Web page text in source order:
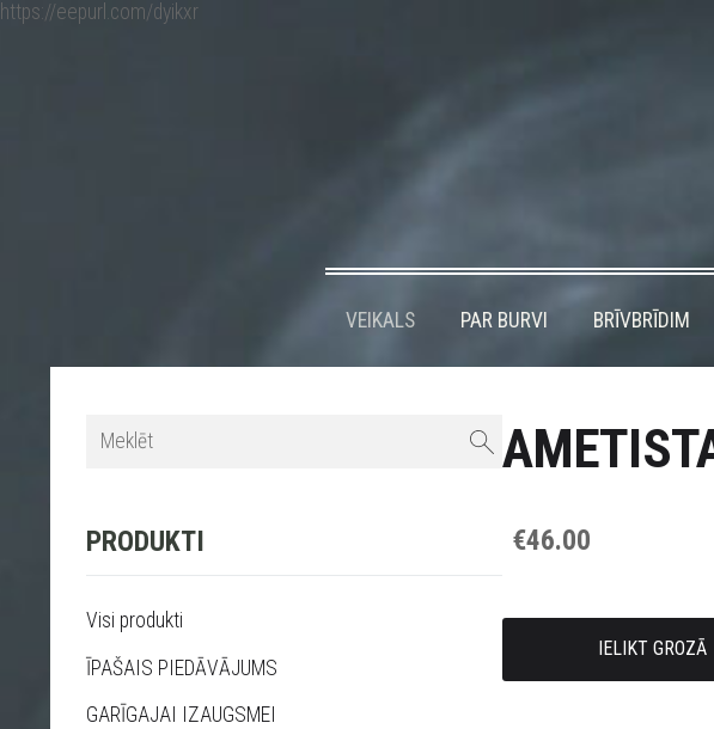
https://eepurl.com/dyikxr
VEIKALS PAR BURVI BRĪVBRĪDIM
PRODUKTI
Visi produkti
ĪPAŠAIS PIEDĀVĀJUMS
GARĪGAJAI IZAUGSMEI
€46.00
IELIKT GROZĀ